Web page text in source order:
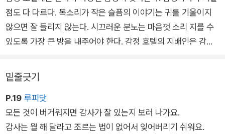
점도 다 다르다. 목소리가 작은 슬픔의 이야기는 귀를 기울이지
않으면 잘 들리지 않는다. 시끄러운 분노는 마음껏 소리 지를 수
있도록 가장 큰 방을 내주어야 한다. 감정 호텔의 지배인은 감정
그러나 늘 까다로운 손님만 있는 것은 아니다. 사랑과 기쁨, 그리
고 희망이 찾아오면 호텔은 환한 빛과 웃음이 가득한 마법 같은
곳으로 바뀐다. 그리고 그 중심에는 어떤 감정이라도 따뜻하게 맞
이하고 이야기를 들어 줄 여러분이라는 지배인이 있다.
밑줄긋기
P.19 루피닷
모든 것이 버거워지면 감사가 잘 있는지 보러 나가요.
감사는 뭘 해 달라고 조르는 법이 없어서 잊어버리기 쉬워요.